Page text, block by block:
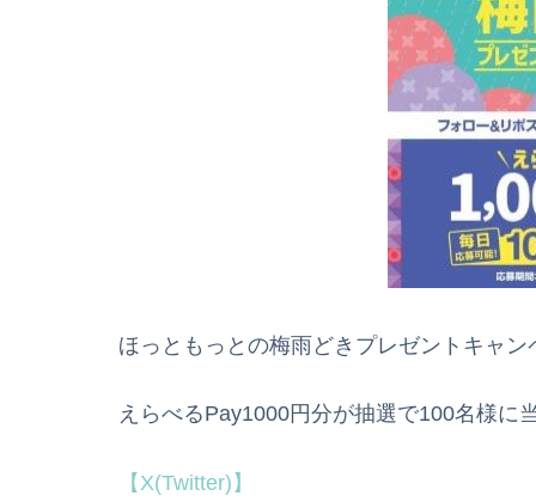
ほっともっとの梅雨どきプレゼントキャ
えらべるPay1000円分が抽選で100名様に
【X(Twitter)】